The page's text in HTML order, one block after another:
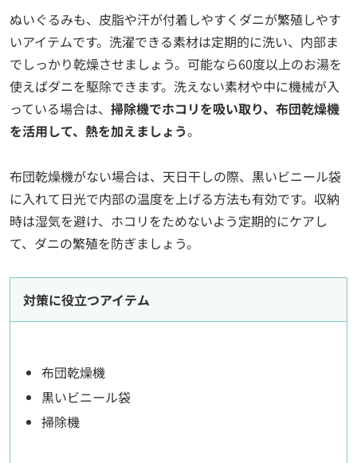
ぬいぐるみも、皮脂や汗が付着しやすくダニが繁殖しやす
いアイテムです。洗濯できる素材は定期的に洗い、内部ま
でしっかり乾燥させましょう。可能なら60度以上のお湯を
使えばダニを駆除できます。洗えない素材や中に機械が入
っている場合は、 掃除機でホコリを吸い取り、布団乾燥機
を活用して、熱を加えましょう。
布団乾燥機がない場合は、天日干しの際、黒いビニール袋
に入れて日光で内部の温度を上げる方法も有効です。収納
時は湿気を避け、ホコリをためないよう定期的にケアし
て、ダニの繁殖を防ぎましょう。
対策に役立つアイテム
布団乾燥機
黒いビニール袋
掃除機